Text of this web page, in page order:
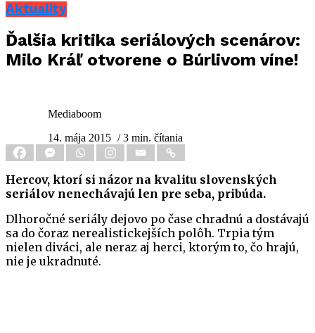
Aktuality
Ďalšia kritika seriálových scenárov:
Milo Kráľ otvorene o Búrlivom víne!
Mediaboom
14. mája 2015 / 3 min. čítania
Hercov, ktorí si názor na kvalitu slovenských
seriálov nenechávajú len pre seba, pribúda.
Dlhoročné seriály dejovo po čase chradnú a dostávajú
sa do čoraz nerealistickejších polôh. Trpia tým
nielen diváci, ale neraz aj herci, ktorým to, čo hrajú,
nie je ukradnuté.